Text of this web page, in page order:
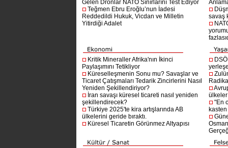
Gelen Dronlar NATO Sınırlarını Test Ediyor
Teğmen Ebru Eroğlu’nun İadesi
Reddedildi Hukuk, Vicdan ve Milletin
Yitirdiği Adalet
savaş
Kritik Mineraller Afrika'nın İkinci
Paylaşımını Tetikliyor
Küreselleşmenin Sonu mu? Savaşlar ve
Ticaret Çatışmaları Tedarik Zincirlerini Nasıl
Yeniden Şekillendiriyor?
İran savaşı küresel ticareti nasıl yeniden
şekillendirecek?
Türkiye 2025'te kira artışlarında AB
ülkelerini geride bıraktı.
Küresel Ticaretin Görünmez Altyapısı
"En